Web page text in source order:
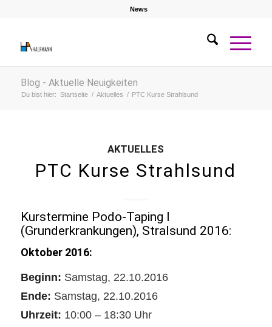
News
Blog - Aktuelle Neuigkeiten
Du bist hier: Startseite / Aktuelles / PTC Kurse Strahlsund
AKTUELLES
PTC Kurse Strahlsund
Kurstermine Podo-Taping I
(Grunderkrankungen), Stralsund 2016:
Oktober 2016:
Beginn: Samstag, 22.10.2016
Ende: Samstag, 22.10.2016
Uhrzeit: 10:00 – 18:30 Uhr